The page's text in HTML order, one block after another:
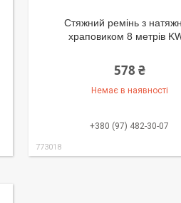
Стяжний ремінь з
храповиком 8 метрів
578 ₴
Немає в наявності
+380 (97) 482-30-07
773018